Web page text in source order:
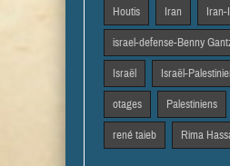
Houtis Iran Iran-
israel-defense-Benny
Israël Israël-
otages Palestiniens
rené taieb Rima